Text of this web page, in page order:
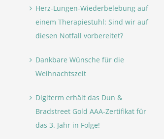
Herz-Lungen-Wiederbelebung auf
einem Therapiestuhl: Sind wir auf
diesen Notfall vorbereitet?
Dankbare Wünsche für die
Weihnachtszeit
Digiterm erhält das Dun &
Bradstreet Gold AAA-Zertifikat für
das 3. Jahr in Folge!